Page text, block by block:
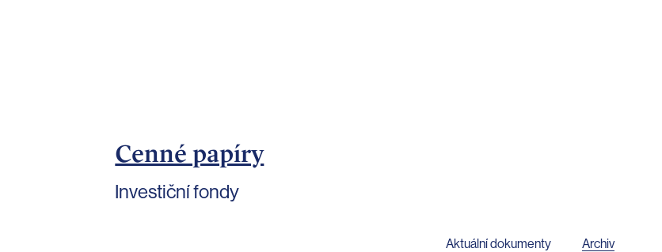
Cenné papíry
Investiční fondy
Aktuální dokumenty Archiv